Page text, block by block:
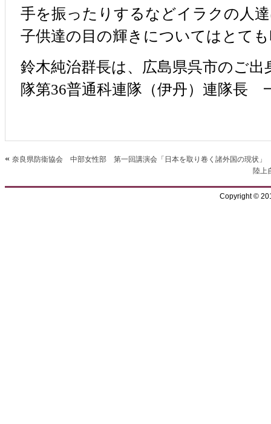
手を振ったりするなどイラクの人
子供達の目の輝きについてはとて
鈴木純治群長は、広島県呉市のご
隊第36普通科連隊（伊丹）連隊長
« 奈良県防衞協会 中部女性部 第一回講演会「日本を取り卷く諸外国の現状」
陸上
Copyright ©